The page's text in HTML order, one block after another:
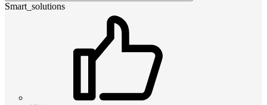
Smart_solutions